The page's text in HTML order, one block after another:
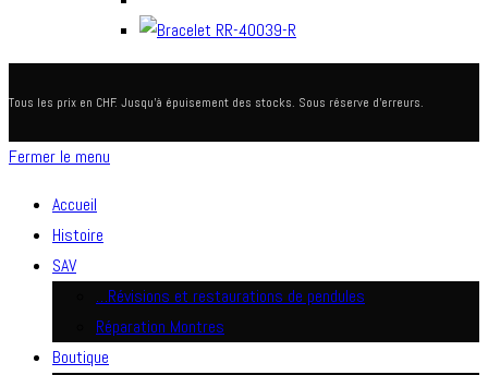
Tous les prix en CHF. Jusqu'à épuisement des stocks. Sous réserve d'erreurs.
Fermer le menu
Accueil
Histoire
SAV
…Révisions et restaurations de pendules
Réparation Montres
Boutique